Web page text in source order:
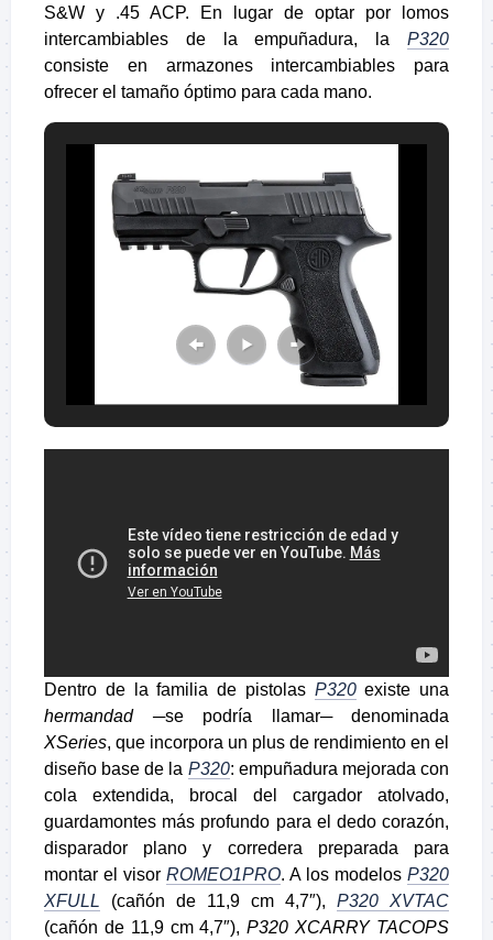
S&W y .45 ACP. En lugar de optar por lomos
intercambiables de la empuñadura, la P320
consiste en armazones intercambiables para
ofrecer el tamaño óptimo para cada mano.
Dentro de la familia de pistolas P320existe una
hermandad─se podría llamar─ denominada
XSeries, que incorpora un plus de rendimiento en el
diseño base de la P320: empuñadura mejorada con
cola extendida, brocal del cargador atolvado,
guardamontes más profundo para el dedo corazón,
disparador plano y corredera preparada para
montar el visor ROMEO1PRO. A los modelos P320
XFULL (cañón de 11,9 cm 4,7″), P320 XVTAC
(cañón de 11,9 cm 4,7″),P320 XCARRY TACOPS